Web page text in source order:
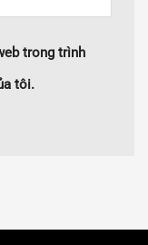
trong trình
tôi.